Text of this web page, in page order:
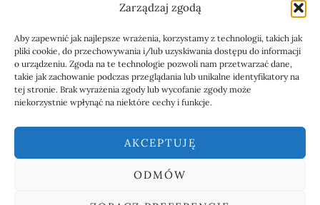
Zarządzaj zgodą
Aby zapewnić jak najlepsze wrażenia, korzystamy z technologii, takich jak
pliki cookie, do przechowywania i/lub uzyskiwania dostępu do informacji
o urządzeniu. Zgoda na te technologie pozwoli nam przetwarzać dane,
takie jak zachowanie podczas przeglądania lub unikalne identyfikatory na
tej stronie. Brak wyrażenia zgody lub wycofanie zgody może
niekorzystnie wpłynąć na niektóre cechy i funkcje.
AKCEPTUJĘ
ODMÓW
SHOW COMMENTS